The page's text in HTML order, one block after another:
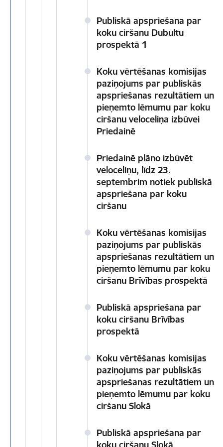
Publiskā apspriešana par
koku ciršanu Dubultu
prospektā 1
Koku vērtēšanas komisijas
paziņojums par publiskās
apspriešanas rezultātiem un
pieņemto lēmumu par koku
ciršanu veloceliņa izbūvei
Priedainē
Priedainē plāno izbūvēt
veloceliņu, līdz 23.
septembrim notiek publiskā
apspriešana par koku
ciršanu
Koku vērtēšanas komisijas
paziņojums par publiskās
apspriešanas rezultātiem un
pieņemto lēmumu par koku
ciršanu Brīvības prospektā
Publiskā apspriešana par
koku ciršanu Brīvības
prospektā
Koku vērtēšanas komisijas
paziņojums par publiskās
apspriešanas rezultātiem un
pieņemto lēmumu par koku
ciršanu Slokā
Publiskā apspriešana par